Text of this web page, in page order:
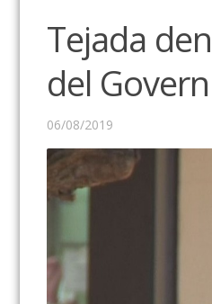
Tejada
del
06/08/2019